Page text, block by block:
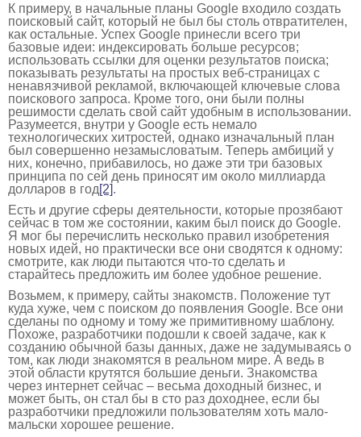
К примеру, в начальные планы Google входило создать
поисковый сайт, который не был бы столь отвратителен,
как остальные. Успех Google принесли всего три
базовые идеи: индексировать больше ресурсов;
использовать ссылки для оценки результатов поиска;
показывать результаты на простых веб-страницах с
ненавязчивой рекламой, включающей ключевые слова
поискового запроса. Кроме того, они были полны
решимости сделать свой сайт удобным в использовании.
Разумеется, внутри у Google есть немало
технологических хитростей, однако изначальный план
был совершенно незамысловатым. Теперь амбиций у
них, конечно, прибавилось, но даже эти три базовых
принципа по сей день приносят им около миллиарда
долларов в год[2].
Есть и другие сферы деятельности, которые прозябают
сейчас в том же состоянии, каким был поиск до Google.
Я мог бы перечислить несколько правил изобретения
новых идей, но практически все они сводятся к одному:
смотрите, как люди пытаются что-то сделать и
старайтесь предложить им более удобное решение.
Возьмем, к примеру, сайты знакомств. Положение тут
куда хуже, чем с поиском до появления Google. Все они
сделаны по одному и тому же примитивному шаблону.
Похоже, разработчики подошли к своей задаче, как к
созданию обычной базы данных, даже не задумываясь о
том, как люди знакомятся в реальном мире. А ведь в
этой области крутятся большие деньги. Знакомства
через интернет сейчас – весьма доходный бизнес, и
может быть, он стал бы в сто раз доходнее, если бы
разработчики предложили пользователям хоть мало-
мальски хорошее решение.